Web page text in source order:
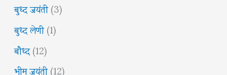
बुध्द जयंती(3)
बुध्द लेणी(1)
बौध्द(12)